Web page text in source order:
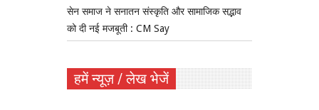
सेन समाज ने सनातन संस्कृति और सामाजिक सद्भाव
को दी नई मजबूती : CM Say
हमें न्यूज़ / लेख भेजें